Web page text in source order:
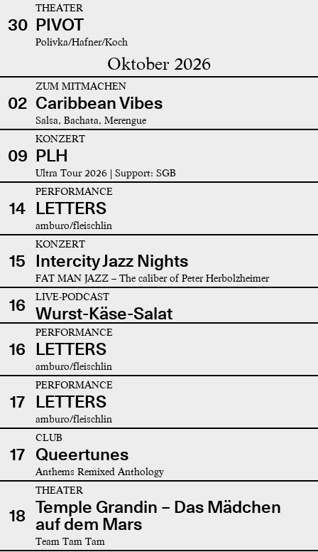
30
THEATER
PIVOT
Polivka/Hafner/Koch
Oktober 2026
02
ZUM MITMACHEN
Caribbean Vibes
Salsa, Bachata, Merengue
09
KONZERT
PLH
Ultra Tour 2026 | Support: SGB
14
PERFORMANCE
LETTERS
amburo/fleischlin
15
KONZERT
Intercity Jazz Nights
FAT MAN JAZZ – The caliber of Peter Herbolzheimer
16 LIVE-PODCAST
Wurst-Käse-Salat
16
PERFORMANCE
LETTERS
amburo/fleischlin
17
PERFORMANCE
LETTERS
amburo/fleischlin
17
CLUB
Queertunes
Anthems Remixed Anthology
18
THEATER
Temple Grandin – Das Mädchen
auf dem Mars
Team Tam Tam